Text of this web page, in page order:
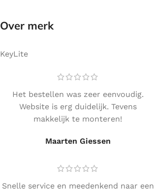
Over merk
KeyLite
Het bestellen was zeer eenvoudig.
Website is erg duidelijk. Tevens
makkelijk te monteren!
Maarten Giessen
Snelle service en meedenkend naar een